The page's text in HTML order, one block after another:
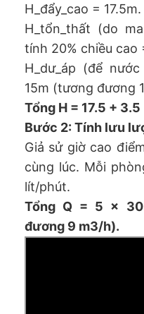
H_đẩy_cao = 17.5m.
H_tổn_thất (do
tính 20% chiều cao
H_dư_áp (để
15m (tương đương
Tổng H = 17.5 +
Bước 2: Tính lưu
Giả sử giờ cao
cùng lúc. Mỗi
lít/phút.
Tổng Q = 5 x
đương 9 m3/h).